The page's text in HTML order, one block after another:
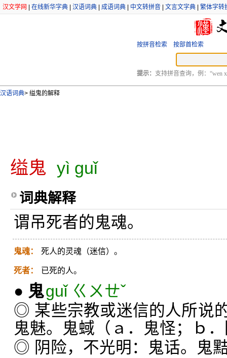
汉文学网 在线新华字典 汉语词典 成语词典 中文转拼音 文言文字典 繁体字转
按拼音检索 按部首检索
提示： 支持拼音查询，例：“wen
汉语词典> 缢鬼的解释
缢鬼 yì guǐ
词典解释
谓吊死者的鬼魂。
鬼魂： 死人的灵魂（迷信）。
死者： 已死的人。
● 鬼guǐ ㄍㄨㄝˇ
◎ 某些宗教或迷信的人所说
鬼魅。鬼蜮（ａ．鬼怪；ｂ
◎ 阴险，不光明：鬼话。鬼